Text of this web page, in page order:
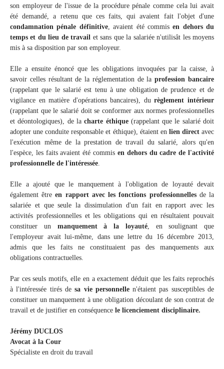
son employeur de l'issue de la procédure pénale comme cela lui avait
été demandé, a retenu que ces faits, qui avaient fait l'objet d'une
condamnation pénale définitive, avaient été commisen dehors du
temps et du lieu de travail et sans que la salariée n'utilisât les moyens
mis à sa disposition par son employeur.
Elle a ensuite énoncé que les obligations invoquées par la caisse, à
savoir celles résultant de la réglementation de laprofession bancaire
(rappelant que le salarié est tenu à une obligation de prudence et de
vigilance en matière d'opérations bancaires), durèglement intérieur
(rappelant que le salarié doit se conformer aux normes professionnelles
et déontologiques), de lacharte éthique(rappelant que le salarié doit
adopter une conduite responsable et éthique), étaient en lien directavec
l'exécution même de la prestation de travail du salarié, alors qu'en
l'espèce, les faits avaient été commis en dehors du cadre de l'activité
professionnelle de l'intéressée.
Elle a ajouté que le manquement à l'obligation de loyauté devait
également êtreen rapport avec les fonctions professionnellesde la
salariée et que seule la dissimulation d'un fait en rapport avec les
activités professionnelles et les obligations qui en résultaient pouvait
constituer unmanquement à la loyauté, en soulignant que
l'employeur avait lui-même, dans une lettre du 16 décembre 2013,
admis que les faits ne constituaient pas des manquements aux
obligations contractuelles.
Par ces seuls motifs, elle en a exactement déduit que les faits reprochés
à l'intéressée tirés desa vie personnellen'étaient pas susceptibles de
constituer un manquement à une obligation découlant de son contrat de
travail et de justifier en conséquence le licenciement disciplinaire.
Jérémy DUCLOS
Avocat à la Cour
Spécialiste en droit du travail